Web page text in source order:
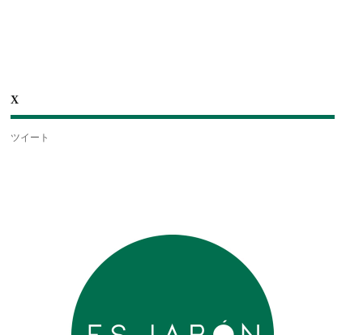
X
ツイート